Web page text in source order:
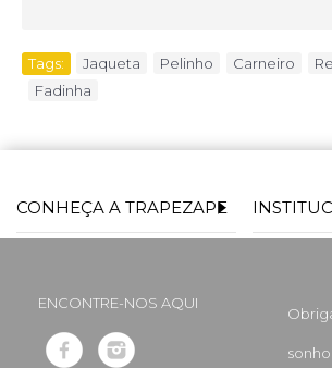
Tags: Jaqueta Pelinho Carneiro
Fadinha
CONHEÇA A TRAPEZAPE
ENCONTRE-NOS AQUI